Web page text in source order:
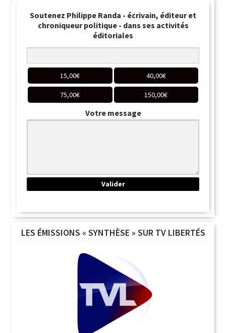
Soutenez Philippe Randa - écrivain, éditeur et
chroniqueur politique - dans ses activités
éditoriales
15,00€ 40,00€
75,00€ 150,00€
Votre message
LES ÉMISSIONS « SYNTHÈSE » SUR TV LIBERTÉS